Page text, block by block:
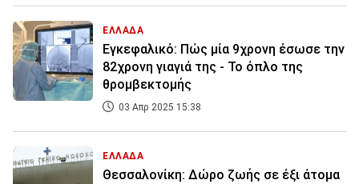
ΕΛΛΑΔΑ
Εγκεφαλικό: Πώς μία 9χρονη έσωσε την
82χρονη γιαγιά της - Το όπλο της
θρομβεκτομής
03 Απρ 2025 15:38
ΕΛΛΑΔΑ
Θεσσαλονίκη: Δώρο ζωής σε έξι άτομα